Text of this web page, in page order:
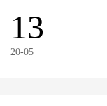
13
20-05